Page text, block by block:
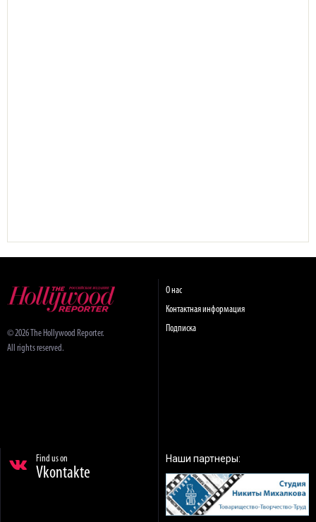
© 2026 The Hollywood Reporter.
All rights reserved.
О нас
Контактная информация
Подписка
Find us on
Vkontakte
Наши партнеры: